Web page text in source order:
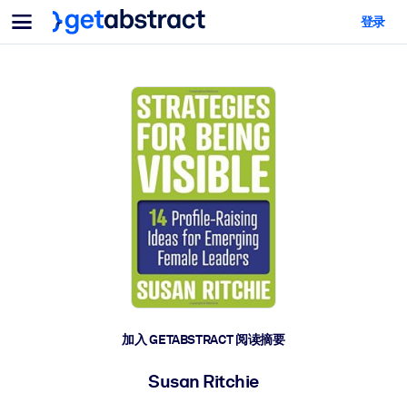
菜单
面向团队与管理者
为您的员工配备关键的人工智能技能。
帮助您的管理者为未来的工作时代做好准备。
让团队更轻松地共同学习、解决实际问题并更快采取行动。
技能提升与重塑
培养您的员工应对未来挑战所需的技能。
面向人工智能系统
登录
加入 GETABSTRACT 阅读摘要
Susan Ritchie